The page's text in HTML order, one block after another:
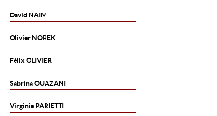
David NAIM
Olivier NOREK
Félix OLIVIER
SabrinaOUAZANI
Virginie PARIETTI